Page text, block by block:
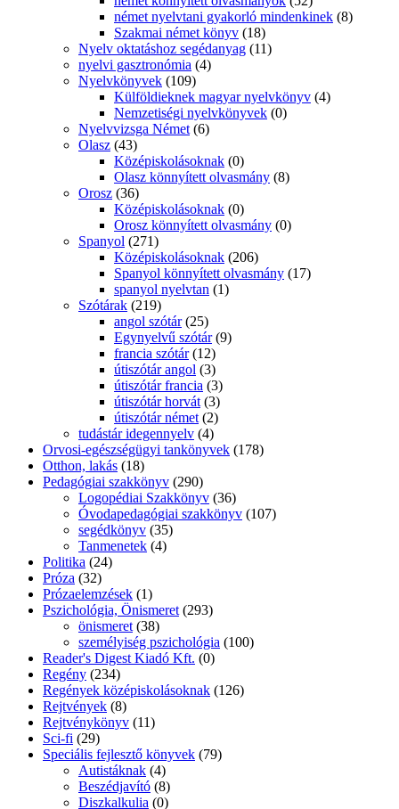
német nyelvtani gyakorló mindenkinek (8)
Szakmai német könyv (18)
Nyelv oktatáshoz segédanyag (11)
nyelvi gasztronómia (4)
Nyelvkönyvek (109)
Külföldieknek magyar nyelvkönyv (4)
Nemzetiségi nyelvkönyvek (0)
Nyelvvizsga Német (6)
Olasz (43)
Középiskolásoknak (0)
Olasz könnyített olvasmány (8)
Orosz (36)
Középiskolásoknak (0)
Orosz könnyített olvasmány (0)
Spanyol (271)
Középiskolásoknak (206)
Spanyol könnyített olvasmány (17)
spanyol nyelvtan (1)
Szótárak (219)
angol szótár (25)
Egynyelvű szótár (9)
francia szótár (12)
útiszótár angol (3)
útiszótár francia (3)
útiszótár horvát (3)
útiszótár német (2)
tudástár idegennyelv (4)
Orvosi-egészségügyi tankönyvek (178)
Otthon, lakás (18)
Pedagógiai szakkönyv (290)
Logopédiai Szakkönyv (36)
Óvodapedagógiai szakkönyv (107)
segédkönyv (35)
Tanmenetek (4)
Politika (24)
Próza (32)
Prózaelemzések (1)
Pszichológia, Önismeret (293)
önismeret (38)
személyiség pszichológia (100)
Reader's Digest Kiadó Kft. (0)
Regény (234)
Regények középiskolásoknak (126)
Rejtvények (8)
Rejtvénykönyv (11)
Sci-fi (29)
Speciális fejlesztő könyvek (79)
Autistáknak (4)
Beszédjavító (8)
Diszkalkulia (0)